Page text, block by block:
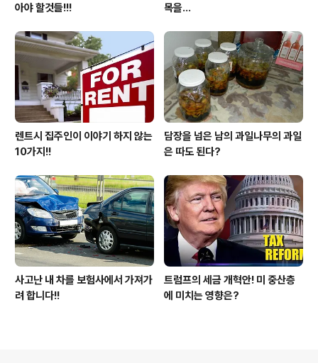
아야 할것들!!!
목을...
렌트시 집주인이 이야기 하지 않는
10가지!!
담장을 넘은 남의 과일나무의 과일
은 따도 된다?
사고난 내 차를 보험사에서 가져가
려 합니다!!
트럼프의 세금 개혁안! 미 중산층
에 미치는 영향은?